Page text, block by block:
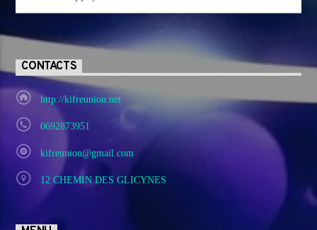
CONTACTS
http://kifreunion.net
0692873951
kifreunion@gmail.com
12 CHEMIN DES GLICYNES